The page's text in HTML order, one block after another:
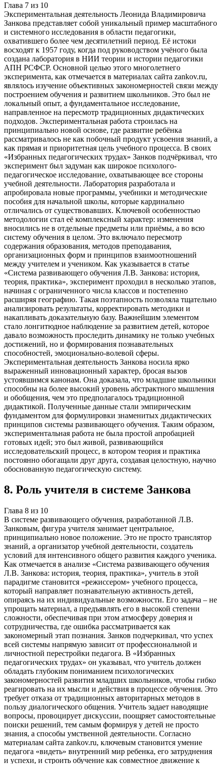
Глава 7 из 10
Экспериментальная деятельность Леонида Владимировича
Занкова представляет собой уникальный пример масштабного
и системного исследования в области педагогики,
охватившего более чем десятилетний период. Её истоки
восходят к 1957 году, когда под руководством учёного была
создана лаборатория в НИИ теории и истории педагогики
АПН РСФСР. Основной целью этого многолетнего
эксперимента, как отмечается в материалах сайта zankov.ru,
являлось изучение объективных закономерностей связи между
построением обучения и развитием школьников. Это был не
локальный опыт, а фундаментальное исследование,
направленное на пересмотр традиционных дидактических
подходов. Экспериментальная работа строилась на
принципиально новой основе, где развитие ребёнка
рассматривалось не как побочный продукт усвоения знаний, а
как прямая и приоритетная цель учебного процесса. В своих
«Избранных педагогических трудах» Занков подчёркивал, что
эксперимент был задуман как широкое психолого-
педагогическое исследование, охватывающее все стороны
учебной деятельности. Лаборатория разработала и
апробировала новые программы, учебники и методические
пособия для начальной школы, которые кардинально
отличались от существовавших. Ключевой особенностью
методологии стал её комплексный характер: изменения
вносились не в отдельные предметы или приёмы, а во всю
систему обучения в целом. Это включало пересмотр
содержания образования, методов преподавания,
организационных форм и принципов взаимоотношений
между учителем и учеником. Как указывается в статье
«Система развивающего обучения Л.В. Занкова: история,
теория, практика», эксперимент проходил в несколько этапов,
начиная с ограниченного числа классов и постепенно
расширяя географию. Такая поэтапность позволяла тщательно
анализировать результаты, корректировать методики и
накапливать доказательную базу. Важнейшим элементом
стало лонгитюдное наблюдение за развитием детей, которое
давало возможность проследить динамику не только учебных
достижений, но и формирования познавательных
способностей, эмоционально-волевой сферы.
Экспериментальная деятельность Занкова носила ярко
выраженный инновационный характер, бросая вызов
устоявшимся канонам. Она доказала, что младшие школьники
способны на более высокий уровень абстрактного мышления
и обобщения, чем это предполагалось традиционной
дидактикой. Полученные данные стали эмпирическим
фундаментом для формулировки знаменитых дидактических
принципов системы развивающего обучения. Таким образом,
экспериментальная работа не была простой апробацией
готовых идей; это был живой, развивающийся
исследовательский процесс, в котором теория и практика
постоянно обогащали друг друга, создавая целостную, научно
обоснованную педагогическую систему.
8. Роль учителя в системе Занкова
Глава 8 из 10
В системе развивающего обучения, разработанной Л.В.
Занковым, фигура учителя занимает центральное,
принципиально новое положение. Это не просто транслятор
знаний, а организатор учебной деятельности, создатель
условий для интенсивного общего развития каждого ученика.
Как отмечается в анализе «Система развивающего обучения
Л.В. Занкова: история, теория, практика», учитель в этой
парадигме становится «режиссером» учебного процесса,
который направляет познавательную активность детей,
опираясь на их индивидуальные возможности. Его задача – не
упрощать материал, а предъявлять его в высокой степени
сложности, обеспечивая при этом атмосферу доверия и
сотрудничества, где ошибка рассматривается как
закономерный этап познания. Занков подчеркивал, что успех
всей системы напрямую зависит от профессиональной и
личностной перестройки педагога. В «Избранных
педагогических трудах» он указывал, что учитель должен
обладать глубоким пониманием психологических
закономерностей развития младших школьников, чтобы гибко
реагировать на их мысли и действия в процессе обучения. Это
требует отказа от традиционных авторитарных методов в
пользу диалогического общения. Учитель задает наводящие
вопросы, провоцирует дискуссии, поощряет самостоятельные
поиски решений, тем самым формируя у детей не просто
знания, а способы умственной деятельности. Согласно
материалам сайта zankov.ru, ключевым становится умение
педагога «видеть» внутренний мир ребенка, его затруднения
и успехи, и строить обучение как совместное движение к